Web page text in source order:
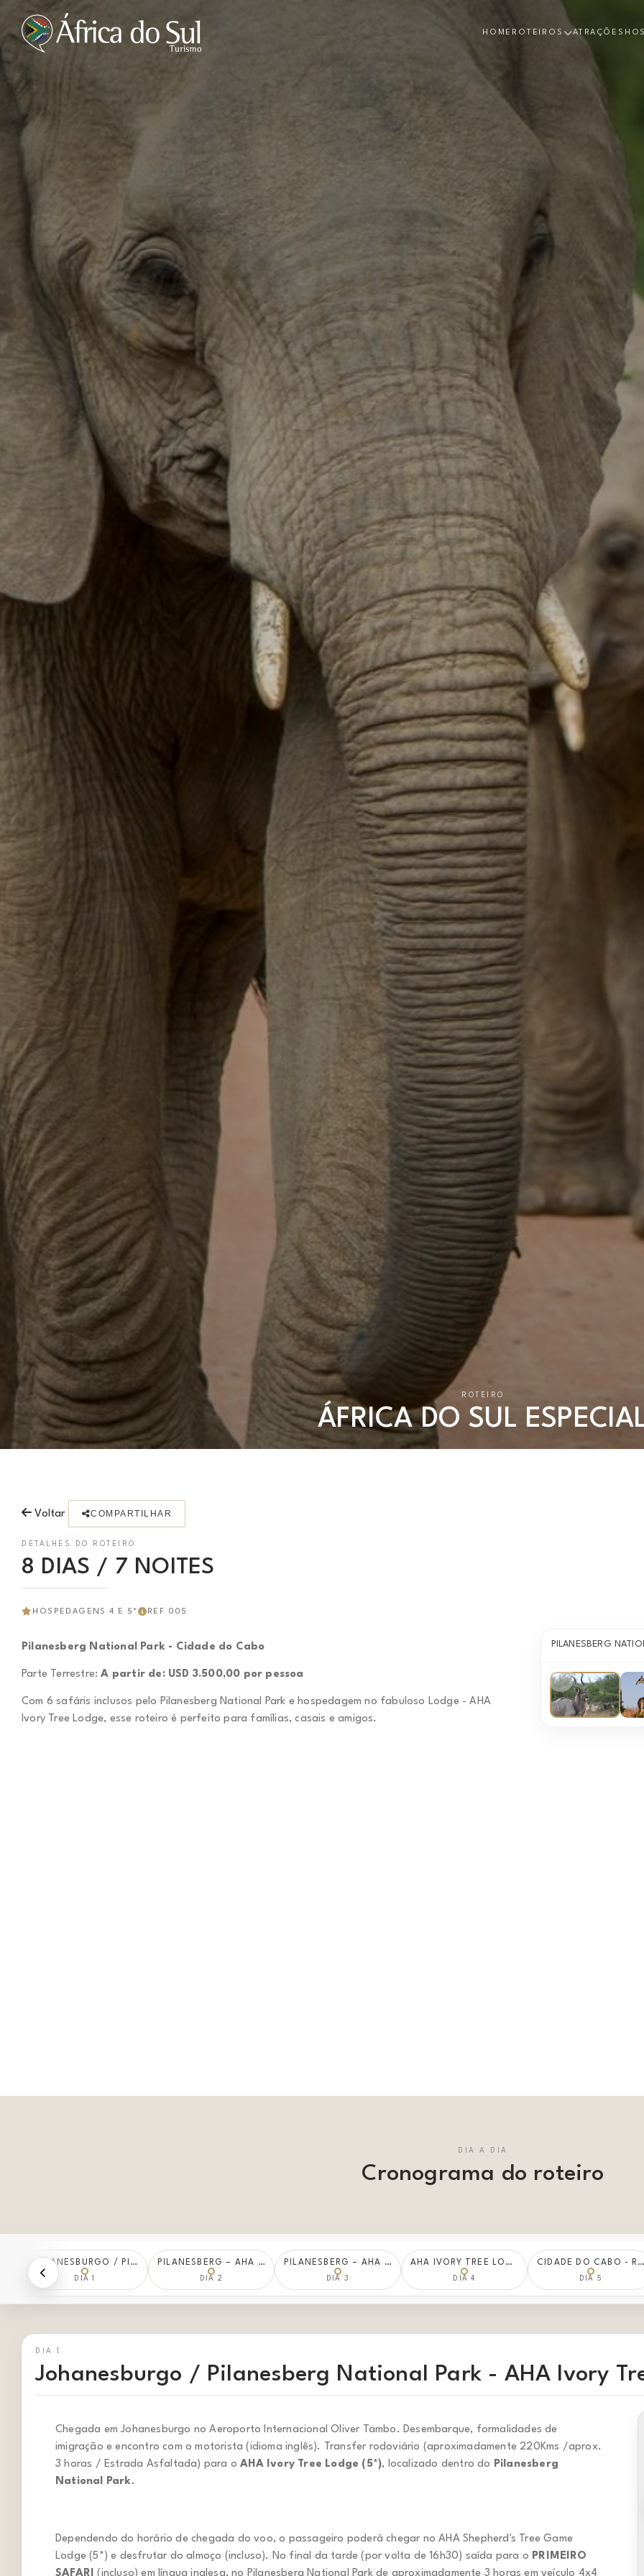
HOME ROTEIROS ATRAÇÕES
ROTEIRO
ÁFRICA DO SUL
Voltar COMPARTILHAR
DETALHES DO ROTEIRO
8 DIAS / 7 NOITES
HOSPEDAGENS 4 E 5* REF 005
Pilanesberg National Park - Cidade do Cabo
Parte Terrestre:A partir de: USD 3.500,00 por pessoa
Com 6 safáris inclusos pelo Pilanesberg National Park e hospedagem no fabuloso Lodge - AHA
Ivory Tree Lodge, esse roteiro é perfeito para famílias, casais e amigos.
PILANESBERG
DIA A DIA
Cronograma do roteiro
JOHANESBURGO / PILANESBERG NATIONAL PARK - AHA IVORY TREE LODGE (5*)
DIA 1
PILANESBERG – AHA IVORY TREE LODGE (5*)
DIA 2
PILANESBERG – AHA IVORY TREE LODGE (5*)
DIA 3
AHA IVORY TREE LODGE (5*) / AEROPORTO DE JOHANESBURGO / CAPE TOWN - RADISSON RED CAPE TOWN 4* OU COMMODORE (4*)
DIA 4
CIDADE DO CABO - RADISSON RED CAPE TOWN 4* OU THE COMMODORE HOTEL 4*
DIA 5
DIA 1
Johanesburgo / Pilanesberg National Park - AHA Ivory
Chegada em Johanesburgo no Aeroporto Internacional Oliver Tambo. Desembarque, formalidades de
imigração e encontro com o motorista (idioma inglês). Transfer rodoviário (aproximadamente 220Kms /aprox.
3 horas / Estrada Asfaltada) para oAHA Ivory Tree Lodge (5*), localizado dentro do Pilanesberg
National Park.
Dependendo do horário de chegada do voo, o passageiro poderá chegar no AHA Shepherd's Tree Game
Lodge (5*) e desfrutar do almoço (incluso). No final da tarde (por volta de 16h30) saída para o PRIMEIRO
SAFARI
(incluso) em língua inglesa, no Pilanesberg National Park de aproximadamente 3 horas em veículo 4x4